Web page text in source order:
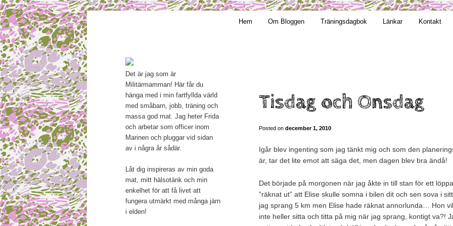
Mamma, militär och märkbart obekväm
Hem Om Bloggen Träningsdagbok Länkar Kontakt
Tisdag och Onsdag
Posted on december 1, 2010
Igår blev ingenting som jag tänkt mig och som den
är, tar det lite emot att säga det, men dagen blev bra ändå!
Det började på morgonen när jag åkte in till stan för ett
”räknat ut” att Elise skulle somna i bilen dit och sen sova i
jag sprang 5 km men Elise hade räknat annorlunda… Hon
inte heller sitta och titta på mig när jag sprang, kontigt va?!
Det är jag som är
Militärmamman! Här får du
hänga med i min fartfyllda värld
med småbarn, jobb, träning och
massa god mat. Jag heter Frida
och arbetar som officer inom
Marinen och pluggar vid sidan
av i några år sådär.
Låt dig inspireras av min goda
mat, mitt hälsotänk och min
enkelhet för att få livet att
fungera utmärkt med många järn
i elden!